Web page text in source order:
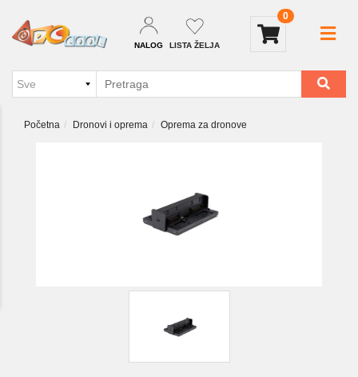
NALOG LISTA ŽELJA
0
Početna Dronovi i oprema Oprema za dronove